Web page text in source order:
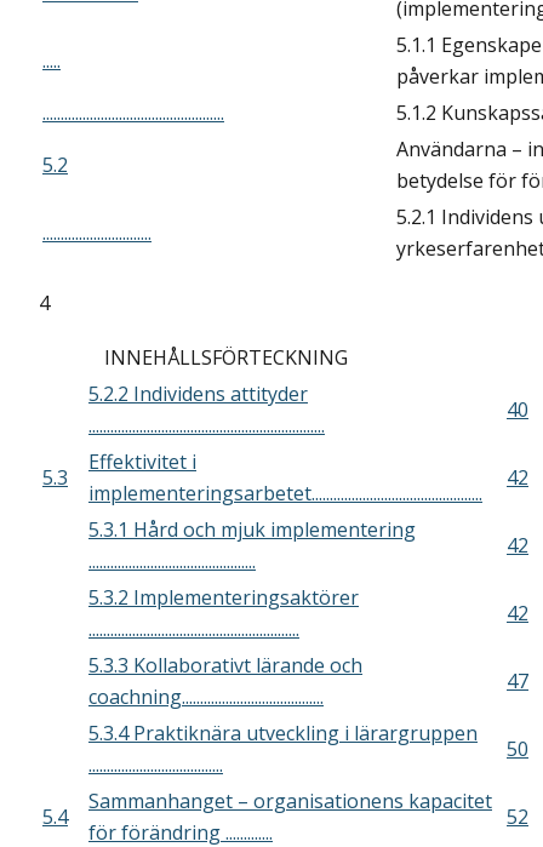
.....
5.1.1
påverkar
..................................................
5.1.2
5.2
Användarna –
betydelse för
..............................
5.2.1
4
INNEHÅLLSFÖRTECKNING
5.2.2 Individens attityder
.................................................................
40
5.3
Effektivitet i
implementeringsarbetet...............................................
42
5.3.1 Hård och mjuk implementering
..............................................
42
5.3.2 Implementeringsaktörer
..........................................................
42
5.3.3 Kollaborativt lärande och
coachning.......................................
47
5.3.4 Praktiknära utveckling i lärargruppen
.....................................
50
5.4
Sammanhanget – organisationens kapacitet
för förändring .............
52